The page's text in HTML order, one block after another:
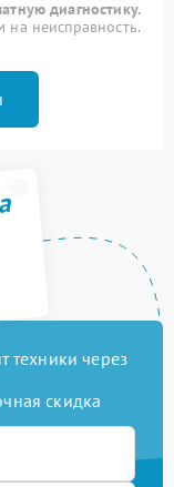
диагностику.
неисправность.
техники через
скидка